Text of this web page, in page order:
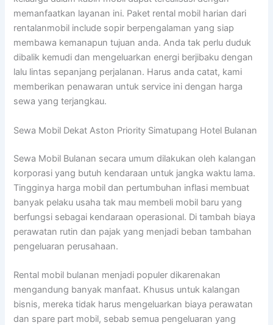
memanfaatkan layanan ini. Paket rental mobil harian dari
rentalanmobil include sopir berpengalaman yang siap
membawa kemanapun tujuan anda. Anda tak perlu duduk
dibalik kemudi dan mengeluarkan energi berjibaku dengan
lalu lintas sepanjang perjalanan. Harus anda catat, kami
memberikan penawaran untuk service ini dengan harga
sewa yang terjangkau.
Sewa Mobil Dekat Aston Priority Simatupang Hotel Bulanan
Sewa Mobil Bulanan secara umum dilakukan oleh kalangan
korporasi yang butuh kendaraan untuk jangka waktu lama.
Tingginya harga mobil dan pertumbuhan inflasi membuat
banyak pelaku usaha tak mau membeli mobil baru yang
berfungsi sebagai kendaraan operasional. Di tambah biaya
perawatan rutin dan pajak yang menjadi beban tambahan
pengeluaran perusahaan.
Rental mobil bulanan menjadi populer dikarenakan
mengandung banyak manfaat. Khusus untuk kalangan
bisnis, mereka tidak harus mengeluarkan biaya perawatan
dan spare part mobil, sebab semua pengeluaran yang